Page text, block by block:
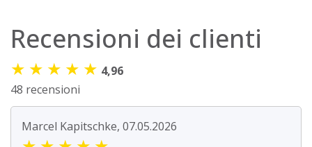
Recensioni dei clienti
★ ★ ★ ★ ★ 4,96
48 recensioni
Marcel Kapitschke, 07.05.2026